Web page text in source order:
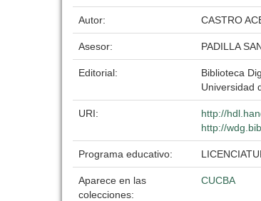
Autor: CASTRO
Asesor: PADILLA
Editorial:
Biblioteca
Universidad
URI:
http://
http://
Programa educativo:
Aparece en las
colecciones:
CUCBA